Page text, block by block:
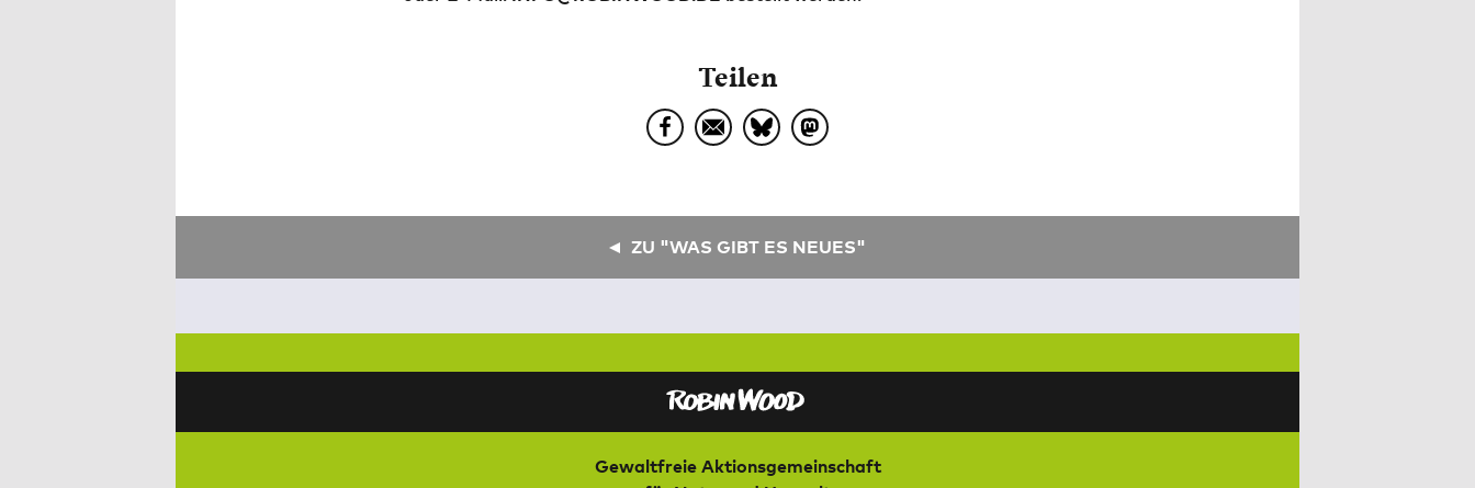
Teilen
ZU "WAS GIBT ES NEUES"
Gewaltfreie Aktionsgemeinschaft